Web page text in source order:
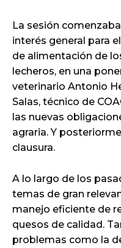
La sesión
interés general para
de alimentación de
lecheros, en una
veterinario Antonio
Salas, técnico de
las nuevas
agraria. Y
clausura.
A lo largo de los
temas de gran
manejo eficiente de
quesos de calidad.
problemas como la